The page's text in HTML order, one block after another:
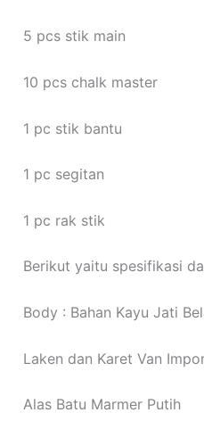
5 pcs stik main
10 pcs chalk master
1 pc stik bantu
1 pc segitan
1 pc rak stik
Berikut yaitu spesifikasi
Body : Bahan Kayu Jati
Laken dan Karet Van
Alas Batu Marmer Putih